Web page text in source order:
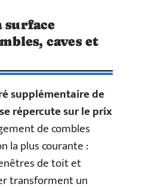
surface
caves et
supplémentaire de
répercute sur le prix
de combles
la plus courante :
de toit et
transforment un